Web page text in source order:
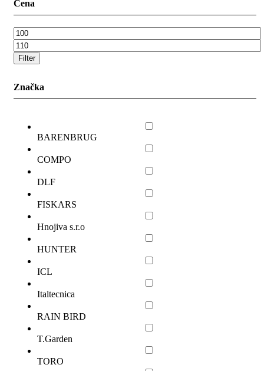
Cena
Minimálna
cena
Maximálna
cena
Filter
Značka
BARENBRUG
COMPO
DLF
FISKARS
Hnojiva s.r.o
HUNTER
ICL
Italtecnica
RAIN BIRD
T.Garden
TORO